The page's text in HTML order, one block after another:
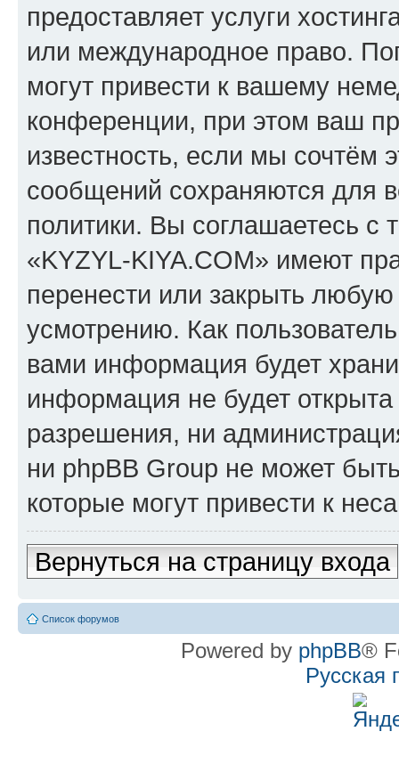
предоставляет услуги
или международное право.
могут привести к вашему
конференции, при этом ваш
известность, если мы сочтём
сообщений сохраняются для
политики. Вы соглашаетесь
«KYZYL-KIYA.COM» имеют
перенести или закрыть
усмотрению. Как
вами информация будет
информация не будет
разрешения, ни
ни phpBB Group не может
которые могут привести к
Вернуться на страницу входа
Список форумов
Powered by phpBB®
Русская